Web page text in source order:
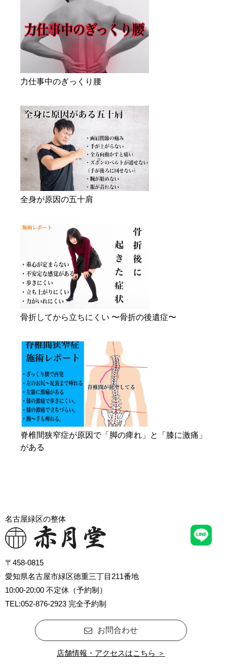
力仕事中のぎっくり腰
全身が原因の五十肩
骨折してから立ちにくい 〜骨折の後遺症〜
脊椎間狭窄症が原因で「脚の痺れ」と「膝に激痛」
がある
名古屋緑区の整体
〒458-0815
愛知県名古屋市緑区徳重三丁目211番地
10:00-20:00 不定休（予約制）
TEL:052-876-2923 完全予約制
お問合わせ
店舗情報・アクセスはこちら ＞